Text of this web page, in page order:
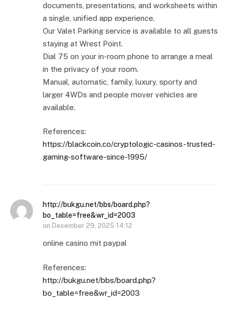
documents, presentations, and worksheets within
a single, unified app experience.
Our Valet Parking service is available to all guests
staying at Wrest Point.
Dial 75 on your in-room phone to arrange a meal
in the privacy of your room.
Manual, automatic, family, luxury, sporty and
larger 4WDs and people mover vehicles are
available.
References:
https://blackcoin.co/cryptologic-casinos-trusted-
gaming-software-since-1995/
http://bukgu.net/bbs/board.php?
bo_table=free&wr_id=2003
on Desember 29, 2025 14:12
online casino mit paypal
References:
http://bukgu.net/bbs/board.php?
bo_table=free&wr_id=2003